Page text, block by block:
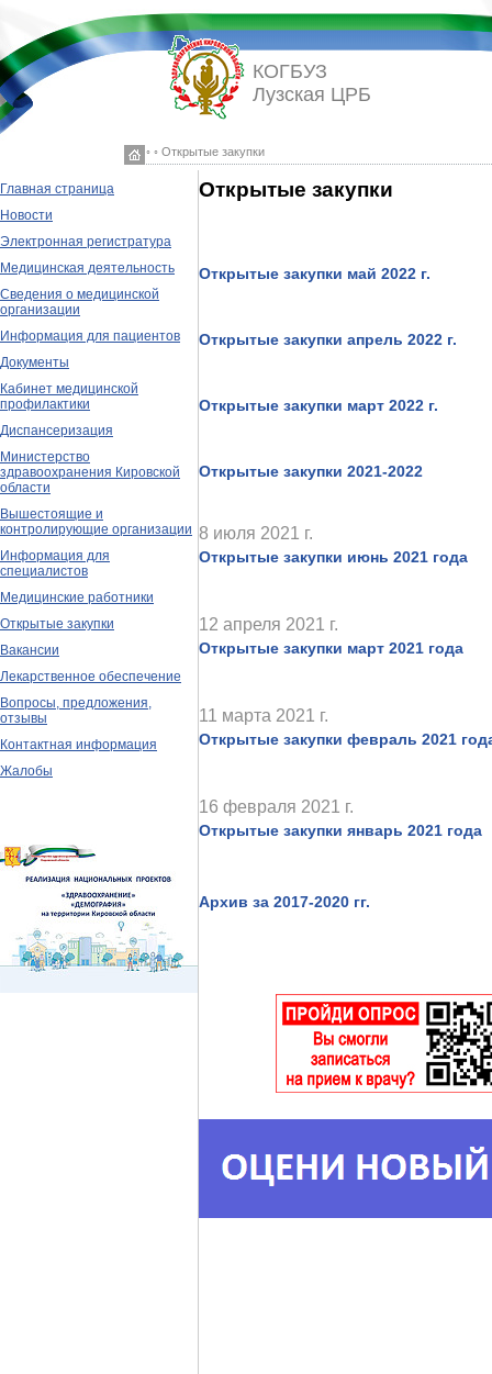
◦ ◦ Открытые закупки
КОГБУЗ
Лузская ЦРБ
Главная страница
Новости
Электронная регистратура
Медицинская деятельность
Сведения о медицинской
организации
Информация для пациентов
Документы
Кабинет медицинской
профилактики
Диспансеризация
Министерство
здравоохранения Кировской
области
Вышестоящие и
контролирующие организации
Информация для
специалистов
Медицинские работники
Открытые закупки
Вакансии
Лекарственное обеспечение
Вопросы, предложения,
отзывы
Контактная информация
Жалобы
Открытые закупки
Открытые закупки май 2022 г.
Открытые закупки апрель 2022 г.
Открытые закупки март 2022 г.
Открытые закупки 2021-2022
8 июля 2021 г.
Открытые закупки июнь 2021 года
12 апреля 2021 г.
Открытые закупки март 2021 года
11 марта 2021 г.
Открытые закупки февраль 2021
16 февраля 2021 г.
Открытые закупки январь 2021 года
Архив за 2017-2020 гг.